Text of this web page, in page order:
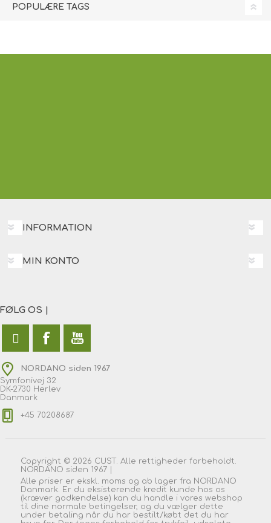
POPULÆRE TAGS
INFORMATION
MIN KONTO
FØLG OS |
NORDANO siden 1967
Symfonivej 32
DK-2730 Herlev
Danmark
+45 70208687
Copyright © 2026 CUST. Alle rettigheder forbeholdt.
NORDANO siden 1967 |
Alle priser er ekskl. moms og ab lager fra NORDANO
Danmark. Er du eksisterende kredit kunde hos os
(kræver godkendelse) kan du handle i vores webshop
til dine normale betingelser, og du vælger dette
under betaling når du har bestilt/købt det du har